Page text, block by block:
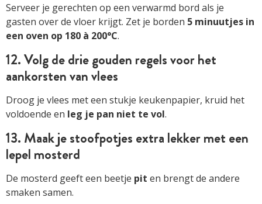
Serveer je gerechten op een verwarmd bord als je
gasten over de vloer krijgt. Zet je borden 5 minuutjes in
een oven op 180 à 200°C.
12. Volg de drie gouden regels voor het
aankorsten van vlees
Droog je vlees met een stukje keukenpapier, kruid het
voldoende en leg je pan niet te vol.
13. Maak je stoofpotjes extra lekker met een
lepel mosterd
De mosterd geeft een beetje pit en brengt de andere
smaken samen.